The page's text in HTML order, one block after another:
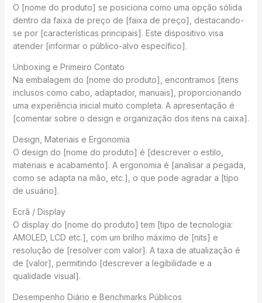
O [nome do produto] se posiciona como uma opção sólida
dentro da faixa de preço de [faixa de preço], destacando-
se por [características principais]. Este dispositivo visa
atender [informar o público-alvo específico].
Unboxing e Primeiro Contato
Na embalagem do [nome do produto], encontramos [itens
inclusos como cabo, adaptador, manuais], proporcionando
uma experiência inicial muito completa. A apresentação é
[comentar sobre o design e organização dos itens na caixa].
Design, Materiais e Ergonomia
O design do [nome do produto] é [descrever o estilo,
materiais e acabamento]. A ergonomia é [analisar a pegada,
como se adapta na mão, etc.], o que pode agradar a [tipo
de usuário].
Ecrã / Display
O display do [nome do produto] tem [tipo de tecnologia:
AMOLED, LCD etc.], com um brilho máximo de [nits] e
resolução de [resolver com valor]. A taxa de atualização é
de [valor], permitindo [descrever a legibilidade e a
qualidade visual].
Desempenho Diário e Benchmarks Públicos